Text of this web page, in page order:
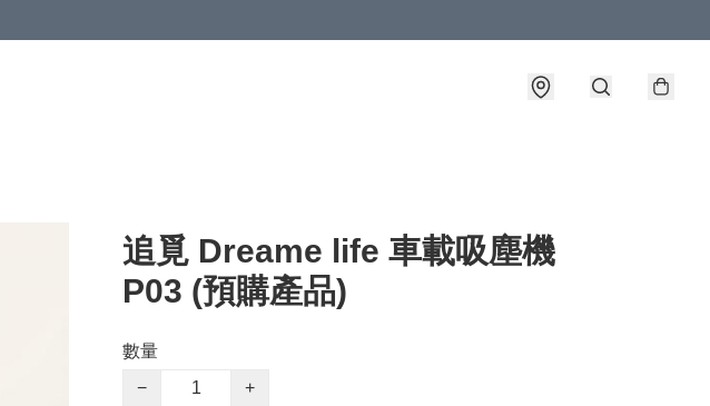
追覓 Dreame life 車載吸塵機
P03 (預購產品)
數量
−
+